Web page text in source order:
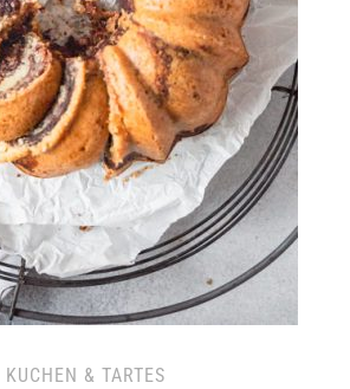
KUCHEN & TARTES